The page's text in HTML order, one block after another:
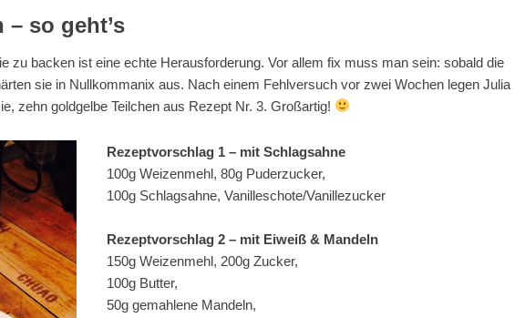
so geht’s
zu backen ist eine echte Herausforderung. Vor allem fix muss man sein: sobald die
sie in Nullkommanix aus. Nach einem Fehlversuch vor zwei Wochen legen Julia
zehn goldgelbe Teilchen aus Rezept Nr. 3. Großartig!
Rezeptvorschlag 1 – mit Schlagsahne
100g Weizenmehl, 80g Puderzucker,
100g Schlagsahne, Vanilleschote/Vanillezucker
Rezeptvorschlag 2 – mit Eiweiß & Mandeln
150g Weizenmehl, 200g Zucker,
100g Butter,
50g gemahlene Mandeln,